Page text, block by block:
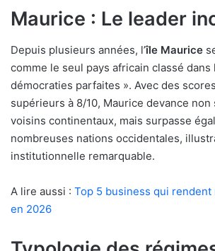
Maurice : Le leader
Depuis plusieurs années, l’île Maurice
comme le seul pays africain classé dans
démocraties parfaites ». Avec des
supérieurs à 8/10, Maurice devance non
voisins continentaux, mais surpasse
nombreuses nations occidentales,
institutionnelle remarquable.
A lire aussi : Top 5 business qui
en 2026